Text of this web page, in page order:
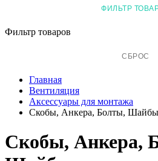
ФИЛЬТР
Фильтр товаров
СБРОС
Главная
Вентиляция
Аксессуары для монтажа
Скобы, Анкера, Болты, Шайбы
Скобы, Анкера,